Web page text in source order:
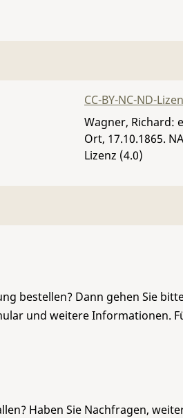
CC-BY-NC-ND-
Wagner, Richard:
Ort, 17.10.1865.
Lizenz (4.0)
bestellen? Dann gehen Sie
und weitere Informationen.
Haben Sie Nachfragen,